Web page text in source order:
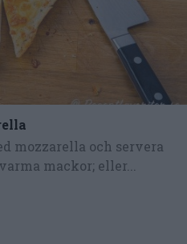
mozzarella och servera
mackor; eller...